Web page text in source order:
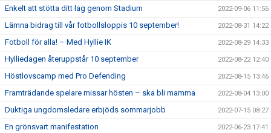
Enkelt att stötta ditt lag genom Stadium 2022-09-06 11:56
Lämna bidrag till vår fotbollsloppis 10 september! 2022-08-31 14:22
Fotboll för alla! – Med Hyllie IK 2022-08-29 14:33
Hylliedagen återuppstår 10 september 2022-08-22 12:40
Höstlovscamp med Pro Defending 2022-08-15 13:46
Framträdande spelare missar hösten – ska bli mamma 2022-08-04 13:00
Duktiga ungdomsledare erbjöds sommarjobb 2022-07-15 08:27
En grönsvart manifestation 2022-06-23 17:41